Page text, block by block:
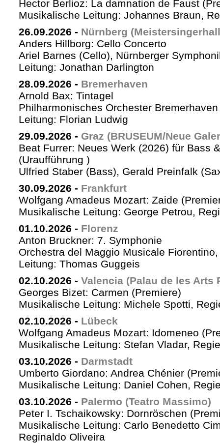
Hector Berlioz: La damnation de Faust
Musikalische Leitung: Johannes Braun,
26.09.2026 - Nürnberg
Anders Hillborg: Cello Concerto
Ariel Barnes (Cello), Nürnberger
Leitung: Jonathan Darlington
28.09.2026 - Bremerhaven
Arnold Bax: Tintagel
Philharmonisches Orchester
Leitung: Florian Ludwig
29.09.2026 - Graz (BRUSEUM/Neue
Beat Furrer: Neues Werk (2026) für Bass
(Uraufführung )
Ulfried Staber (Bass), Gerald Preinfalk
30.09.2026 - Frankfurt
Wolfgang Amadeus Mozart: Zaide
Musikalische Leitung: George Petrou,
01.10.2026 - Florenz
Anton Bruckner: 7. Symphonie
Orchestra del Maggio Musicale
Leitung: Thomas Guggeis
02.10.2026 - Valencia (Palau de les Arts
Georges Bizet: Carmen (Premiere)
Musikalische Leitung: Michele Spotti,
02.10.2026 - Lübeck
Wolfgang Amadeus Mozart: Idomeneo
Musikalische Leitung: Stefan Vladar,
03.10.2026 - Darmstadt
Umberto Giordano: Andrea Chénier
Musikalische Leitung: Daniel Cohen,
03.10.2026 - Palermo (Teatro Massimo)
Peter I. Tschaikowsky: Dornröschen
Musikalische Leitung: Carlo Benedetto
Reginaldo Oliveira